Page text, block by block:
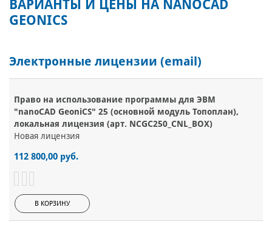
ВАРИАНТЫ И ЦЕНЫ НА NANOCAD
GEONICS
Электронные лицензии (email)
Право на использование программы для ЭВМ
"nanoCAD GeoniCS" 25 (основной модуль Топоплан),
локальная лицензия (арт. NCGC250_CNL_BOX)
Новая лицензия
112 800,00 руб.
В КОРЗИНУ